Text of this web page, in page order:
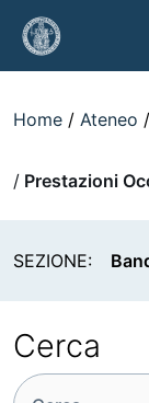
Skip to Main
Home Ateneo
Prestazioni
SEZIONE:
Cerca
Cerca